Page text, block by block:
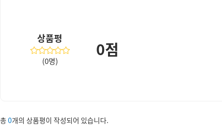
상품평
(0명)
0점
총 0개의 상품평이 작성되어 있습니다.